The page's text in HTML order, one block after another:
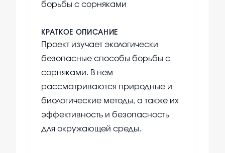
борьбы с сорняками
КРАТКОЕ ОПИСАНИЕ
Проект изучает экологически
безопасные способы борьбы с
сорняками. В нем
рассматриваются природные и
биологические методы, а также их
эффективность и безопасность
для окружающей среды.